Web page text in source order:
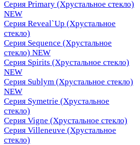
Серия Primary (Хрустальное стекло)
NEW
Серия Reveal`Up (Хрустальное
стекло)
Серия Sequence (Хрустальное
стекло) NEW
Серия Spirits (Хрустальное стекло)
NEW
Серия Sublym (Хрустальное стекло)
NEW
Серия Symetrie (Хрустальное
стекло)
Серия Vigne (Хрустальное стекло)
Серия Villeneuve (Хрустальное
стекло)